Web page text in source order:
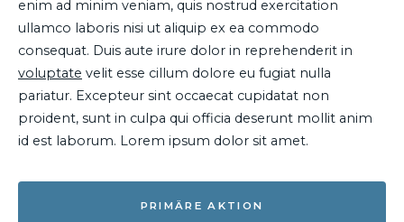
enim ad minim veniam, quis nostrud exercitation
ullamco laboris nisi ut aliquip ex ea commodo
consequat. Duis aute irure dolor in reprehenderit in
voluptate velit esse cillum dolore eu fugiat nulla
pariatur. Excepteur sint occaecat cupidatat non
proident, sunt in culpa qui officia deserunt mollit anim
id est laborum. Lorem ipsum dolor sit amet.
PRIMÄRE AKTION